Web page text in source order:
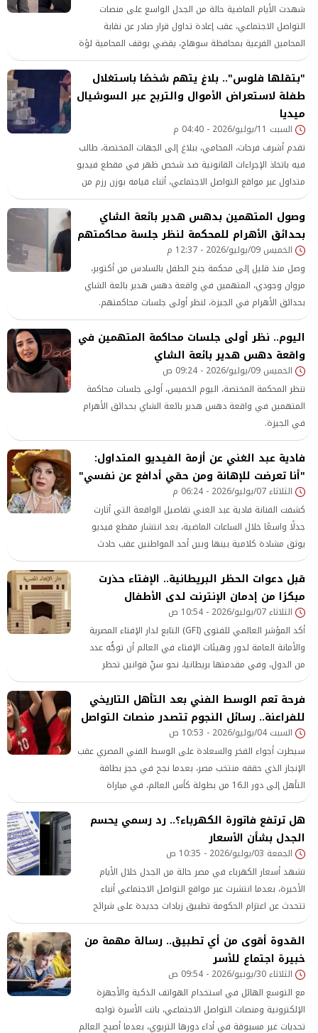
شهدت الأيام الماضية حالة من الجدل الواسع على منصات
التواصل الاجتماعي، عقب إعادة تداول قرار صادر عن نقابة
المحامين الفرعية بمحافظة سوهاج، يقضي بوقف المحامية لؤة
خلف بكري عثمان احتياطيًا عن مزاولة مهنة المحاماة، لحين
الفصل في الدعوى التأديبية المقامة ضدها. وأثار القرار موجة
كبيرة من التعليقات، بعدما ربط البعض بين قرار الوقف وعدم ،
خرجت نقابة المحامين
"بتقلها فلوس".. بلاغ يتهم شخصًا باستغلال
طفلة لاستعراض الأموال والتربح عبر السوشيال
ميديا
السبت 11/يوليو/2026 - 04:40 م
تقدم أشرف فرحات، المحامي، ببلاغ إلى الجهات المختصة، طالب
فيه باتخاذ الإجراءات القانونية ضد شخص ظهر في مقطع فيديو
متداول عبر مواقع التواصل الاجتماعي، أثناء قيامه بوزن رزم من
الأموال على ميزان في مواجهة طفلة صغيرة، معتبرًا أن
الواقعة تمثل انتهاكًا لحقوق الطفل واستغلالًا له بهدف
تحقيق نسب مشاهدة والتربح.
وصول المتهمين بدهس هدير بائعة الشاي
بحدائق الأهرام للمحكمة لنظر جلسة محاكمتهم
الخميس 09/يوليو/2026 - 12:37 م
وصل منذ قليل إلى محكمة جنح الطفل بالسادس من أكتوبر،
مروان وجودي، المتهمين في واقعة دهس هدير بائعة الشاي
بحدائق الأهرام في الجيزة، لنظر أولى جلسات محاكمتهم.
اليوم.. نظر أولى جلسات محاكمة المتهمين في
واقعة دهس هدير بائعة الشاي
الخميس 09/يوليو/2026 - 09:24 ص
تنظر المحكمة المختصة، اليوم الخميس، أولى جلسات محاكمة
المتهمين في واقعة دهس هدير بائعة الشاي بحدائق الأهرام
في الجيزة.
فادية عبد الغني عن أزمة الفيديو المتداول:
"أنا تعرضت للإهانة ومن حقي أدافع عن نفسي"
الثلاثاء 07/يوليو/2026 - 06:24 م
كشفت الفنانة فادية عبد الغني تفاصيل الواقعة التي أثارت
جدلًا واسعًا خلال الساعات الماضية، بعد انتشار مقطع فيديو
يوثق مشادة كلامية بينها وبين أحد المواطنين عقب حادث
تصادم بسيط بين سيارتيهما، مؤكدة أن ما تم تداوله عبر مواقع
التواصل الاجتماعي لا يعكس حقيقة ما جرى
قبل دعوات الحظر البريطانية.. الإفتاء حذرت
مبكرًا من إدمان الإنترنت لدى الأطفال
الثلاثاء 07/يوليو/2026 - 10:54 ص
أكد المؤشر العالمي للفتوى (GFI) التابع لدار الإفتاء المصرية
والأمانة العامة لدور وهيئات الإفتاء في العالم أن توجُّه عدد
من الدول، وفي مقدمتها بريطانيا، نحو سنِّ قوانين تحظر
استخدام منصات التواصل الاجتماعي للأطفال دون سِنِّ السادسة
عشرة هو خطوة إيجابية تعكس تحولًا نوعيًّا في السياسات
الدولية الرامية إلى حماية الأطفال
فرحة تعم الوسط الفني بعد التأهل التاريخي
للفراعنة.. رسائل النجوم تتصدر منصات التواصل
السبت 04/يوليو/2026 - 10:53 ص
سيطرت أجواء الفخر والسعادة على الوسط الفني المصري عقب
الإنجاز الذي حققه منتخب مصر، بعدما نجح في حجز بطاقة
التأهل إلى دور الـ16 من بطولة كأس العالم، في مباراة
حماسية حبست أنفاس الجماهير حتى اللحظات الأخيرة، لتتحول
منصات التواصل الاجتماعي إلى ساحة احتفال واسعة شارك
فيها عدد كبير من نجوم الفن والإعلام. وحرص عدد من أبرز
الفنانين على توجيه رسائل التهنئة والدعم للاعبي المنتخب
هل ترتفع فاتورة الكهرباء؟.. رد رسمي يحسم
الجدل بشأن الأسعار
الجمعة 03/يوليو/2026 - 10:35 ص
تشهد أسعار الكهرباء في مصر حالة من الجدل خلال الأيام
الأخيرة، بعدما انتشرت عبر مواقع التواصل الاجتماعي أنباء
تتحدث عن اعتزام الحكومة تطبيق زيادات جديدة على شرائح
الكهرباء المنزلية مع بداية العام المالي الجديد، وهو ما أثار
تساؤلات واسعة بين المواطنين بشأن حقيقة هذه الأنباء. وفي
هذا الإطار، حسمت وزارة الكهرباء والطاقة المتجددة الجدل،
مؤكدة أن ما يتم
القدوة أقوى من أي تطبيق.. رسالة مهمة من
خبيرة اجتماع للأسر
الثلاثاء 30/يونيو/2026 - 09:54 ص
مع التوسع الهائل في استخدام الهواتف الذكية والأجهزة
الإلكترونية ومنصات التواصل الاجتماعي، باتت الأسرة تواجه
تحديات غير مسبوقة في أداء دورها التربوي، بعدما أصبح العالم